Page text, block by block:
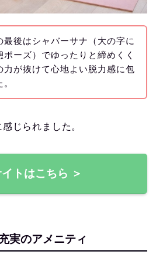
最後はシャバーサナ（大の字に
ポーズ）でゆったりと締めくく
力が抜けて心地よい脱力感に包
じられました。
トはこちら ＞
実のアメニティ